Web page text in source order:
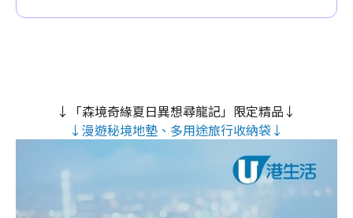
↓「森境奇緣夏日異想尋龍記」限定精品↓
↓漫遊秘境地墊、多用途旅行收納袋↓